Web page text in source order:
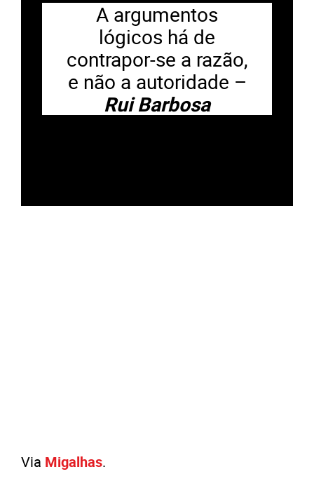
A argumentos
lógicos há de
contrapor-se a razão,
e não a autoridade –
Rui Barbosa
Via Migalhas.